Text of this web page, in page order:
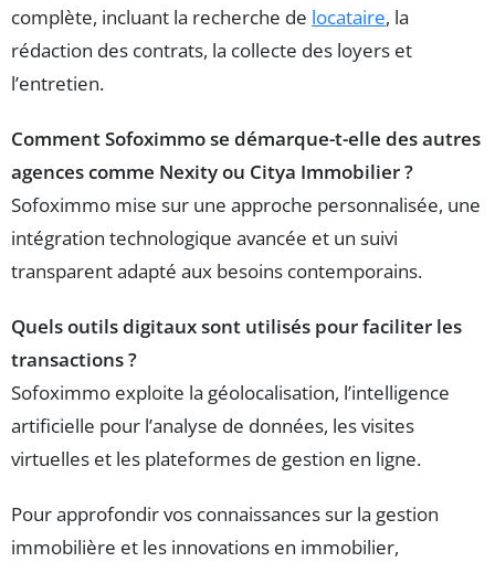
complète, incluant la recherche de locataire, la
rédaction des contrats, la collecte des loyers et
l’entretien.
Comment Sofoximmo se démarque-t-elle des autres
agences comme Nexity ou Citya Immobilier ?
Sofoximmo mise sur une approche personnalisée, une
intégration technologique avancée et un suivi
transparent adapté aux besoins contemporains.
Quels outils digitaux sont utilisés pour faciliter les
transactions ?
Sofoximmo exploite la géolocalisation, l’intelligence
artificielle pour l’analyse de données, les visites
virtuelles et les plateformes de gestion en ligne.
Pour approfondir vos connaissances sur la gestion
immobilière et les innovations en immobilier,